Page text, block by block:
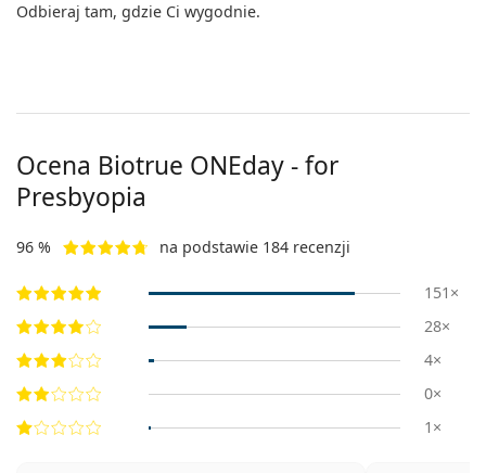
Odbieraj tam, gdzie Ci wygodnie.
Ocena Biotrue ONEday - for
Presbyopia
96 % na podstawie 184 recenzji
151×
28×
4×
0×
1×